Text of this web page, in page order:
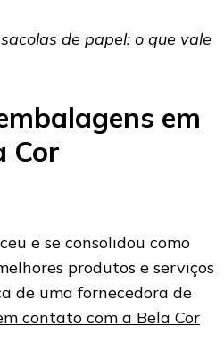
de papel: o que vale
em
Cor
e se consolidou como
produtos e serviços
de uma fornecedora de
contato com a Bela Cor